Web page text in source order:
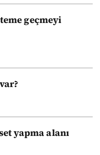
geçmeyi
yapma alanı